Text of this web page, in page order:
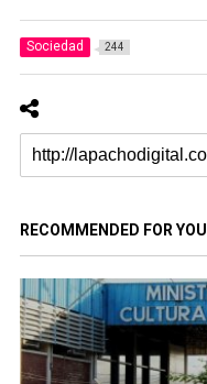
Sociedad 244
RECOMMENDED FOR YOU